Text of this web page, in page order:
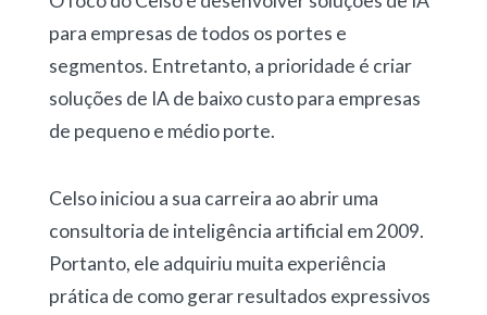
para empresas de todos os portes e
segmentos. Entretanto, a prioridade é criar
soluções de IA de baixo custo para empresas
de pequeno e médio porte.
Celso iniciou a sua carreira ao abrir uma
consultoria de inteligência artificial em 2009.
Portanto, ele adquiriu muita experiência
prática de como gerar resultados expressivos